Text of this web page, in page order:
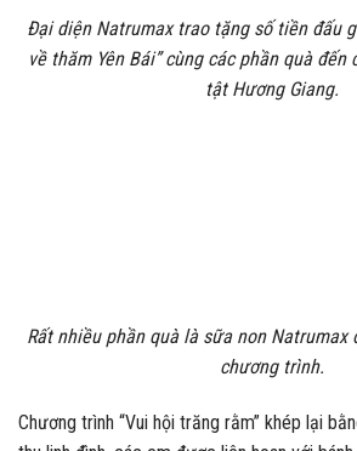
Đại diện Natrumax trao tặng số tiền đấu
về thăm Yên Bái” cùng các phần quà
tật Hương Giang.
Rất nhiều phần quà là sữa non
chương trình.
Chương trình “Vui hội trăng rằm” khép lại